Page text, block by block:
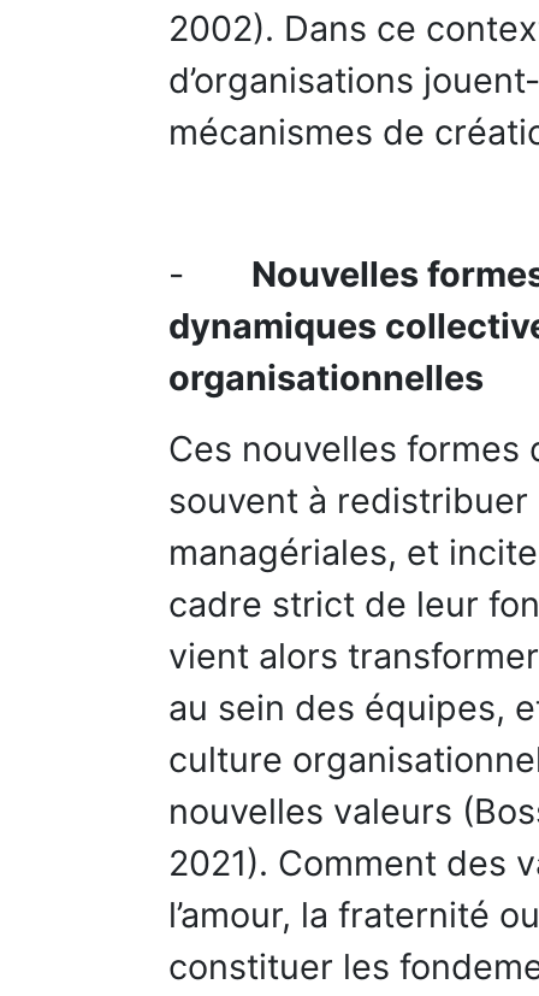
2002). Dans ce
d’organisations
mécanismes de
- Nouvelles
dynamiques
organisationnelles
Ces nouvelles
souvent à
managériales, et
cadre strict de leur
vient alors
au sein des équipes,
culture
nouvelles valeurs
2021). Comment des
l’amour, la fraternité
constituer les